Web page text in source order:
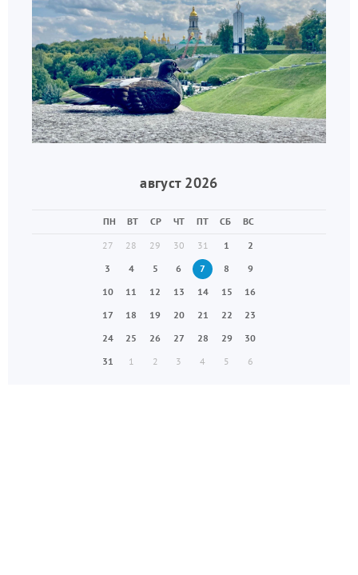
август 2026
ПН ВТ СР ЧТ ПТ СБ
ВС
27
28 29 30 31 1
2
3
4 5 6 7 8
9
10
11 12 13 14 15
16
17
18 19 20 21 22
23
24
25 26 27 28 29
30
31
1 2 3 4 5 6